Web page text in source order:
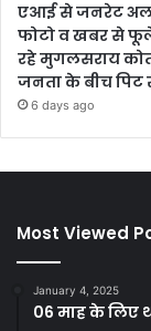
एआई से जनरेट
फोटो व खबर से
रहे मुगलसराय
जनता के बीच पिट
6 days ago
Most Viewed
January 4, 2025
06 माह के लिए